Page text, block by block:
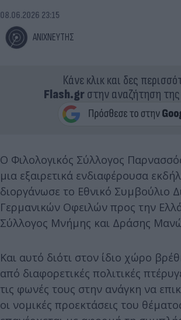
ΑΝΙΧΝΕΥΤΗΣ
08.06.2026 23:15
Κάνε κλικ και δες
Flash.grστην αναζήτηση της
Ο Φιλολογικός Σύλλογος
μια εξαιρετικά ενδιαφέρουσα
διοργάνωσε το Εθνικό Συμβούλιο
Γερμανικών Οφειλών προς την
Σύλλογος Μνήμης και Δράσης
Και αυτό διότι στον ίδιο χώρο
από διαφορετικές πολιτικές
τις φωνές τους στην ανάγκη να
οι νομικές προεκτάσεις του